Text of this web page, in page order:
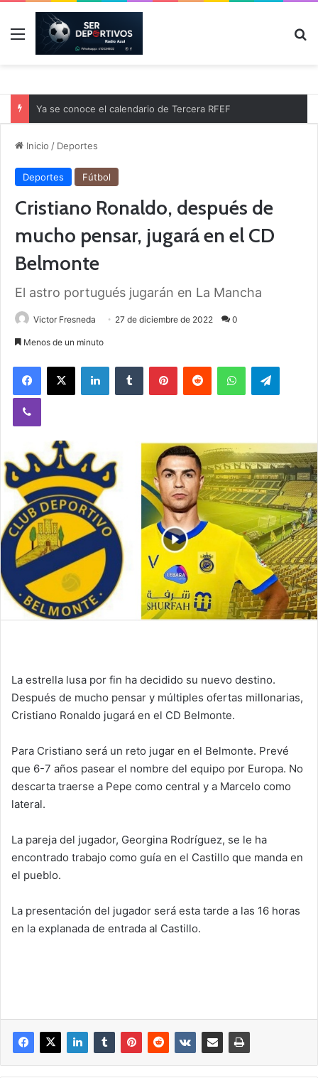
Menú
Ya se conoce el calendario de Tercera RFEF
Inicio / Deportes
Deportes Fútbol
Cristiano Ronaldo, después de
mucho pensar, jugará en el CD
Belmonte
El astro portugués jugarán en La Mancha
Victor Fresneda 27 de diciembre de 2022 0
Menos de un minuto
La estrella lusa por fin ha decidido su nuevo destino.
Después de mucho pensar y múltiples ofertas millonarias,
Cristiano Ronaldo jugará en el CD Belmonte.
Para Cristiano será un reto jugar en el Belmonte. Prevé
que 6-7 años pasear el nombre del equipo por Europa. No
descarta traerse a Pepe como central y a Marcelo como
lateral.
La pareja del jugador, Georgina Rodríguez, se le ha
encontrado trabajo como guía en el Castillo que manda en
el pueblo.
La presentación del jugador será esta tarde a las 16 horas
en la explanada de entrada al Castillo.